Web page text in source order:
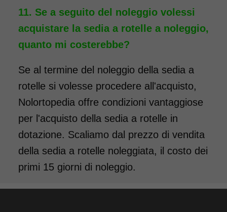
Noleggio sedia a rotelle con
pedane estraibili elevabili con
reggigambe. Per bambini e
ragazzi dai 9/10 anni. Il
noleggio minimo è di 7 giorni
a 76 euro. Consegniamo a
domicilio in tutta Italia,
Se a seguito del noleggio volessi
acquistare la sedia a rotelle a noleggio,
quanto mi costerebbe?
Se al termine del noleggio della sedia a
rotelle si volesse procedere all'acquisto,
Nolortopedia offre condizioni vantaggiose
per l'acquisto della sedia a rotelle in
dotazione. Scaliamo dal prezzo di vendita
della sedia a rotelle noleggiata, il costo dei
primi 15 giorni di noleggio.